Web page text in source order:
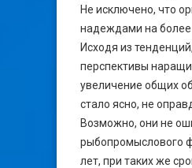
Не исключено, что
надеждами на более
Исходя из
перспективы
увеличение общих
стало ясно, не
Возможно, они не
рыбопромыслового
лет, при таких же